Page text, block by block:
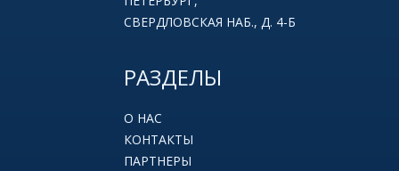
СВЕРДЛОВСКАЯ НАБ., Д. 4-Б
РАЗДЕЛЫ
О НАС
КОНТАКТЫ
ПАРТНЕРЫ